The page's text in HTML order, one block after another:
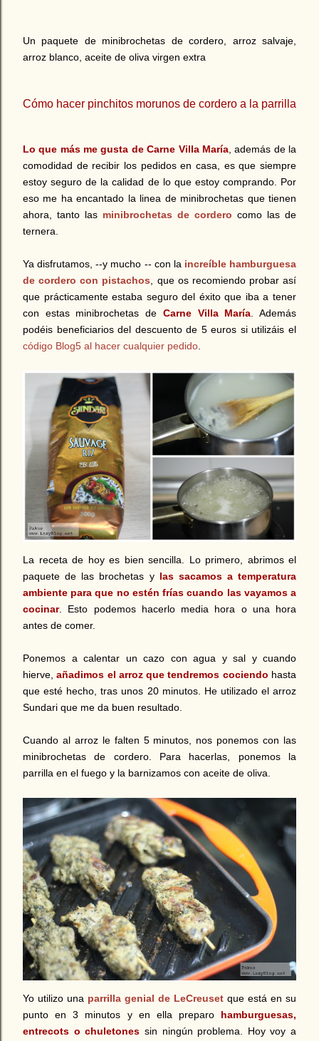
Un paquete de minibrochetas de cordero, arroz salvaje,
arroz blanco, aceite de oliva virgen extra
Cómo hacer pinchitos morunos de cordero a la parrilla
Lo que más me gusta de Carne Villa María, además de la
comodidad de recibir los pedidos en casa, es que siempre
estoy seguro de la calidad de lo que estoy comprando. Por
eso me ha encantado la linea de minibrochetas que tienen
ahora, tanto las minibrochetas de cordero como las de
ternera.
Ya disfrutamos, --y mucho -- con la increíble hamburguesa
de cordero con pistachos , que os recomiendo probar así
que prácticamente estaba seguro del éxito que iba a tener
con estas minibrochetas de Carne Villa María . Además
podéis beneficiarios del descuento de 5 euros si utilizáis el
código Blog5 al hacer cualquier pedido
La receta de hoy es bien sencilla. Lo primero, abrimos el
paquete de las brochetas y las sacamos a temperatura
ambiente para que no estén frías cuando las vayamos a
cocinar. Esto podemos hacerlo media hora o una hora
antes de comer.
Ponemos a calentar un cazo con agua y sal y cuando
hierve,añadimos el arroz que tendremos cociendo hasta
que esté hecho, tras unos 20 minutos. He utilizado el arroz
Sundari que me da buen resultado.
Cuando al arroz le falten 5 minutos, nos ponemos con las
minibrochetas de cordero. Para hacerlas, ponemos la
parrilla en el fuego y la barnizamos con aceite de oliva.
Yo utilizo una parrilla genial de LeCreuset que está en su
punto en 3 minutos y en ella preparo hamburguesas,
entrecots o chuletones sin ningún problema. Hoy voy a